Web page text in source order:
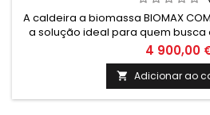
A caldeira a biomassa BIOMAX
a solução ideal para quem
sustentabilidade. Com capacidade
aquecimento de ambientes de
conforto térmico sem
4 900,00
 Adicionar ao